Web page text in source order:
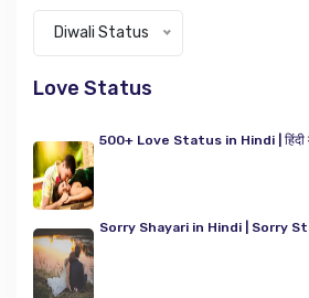
Categories
Diwali Status
Love Status
500+ Love Status in Hindi | हिंदी में
Sorry Shayari in Hindi | Sorry